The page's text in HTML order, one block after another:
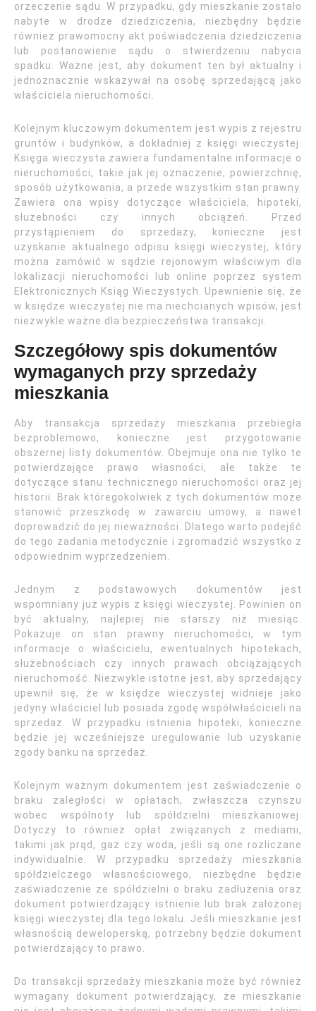
orzeczenie sądu. W przypadku, gdy mieszkanie zostało
nabyte w drodze dziedziczenia, niezbędny będzie
również prawomocny akt poświadczenia dziedziczenia
lub postanowienie sądu o stwierdzeniu nabycia
spadku. Ważne jest, aby dokument ten był aktualny i
jednoznacznie wskazywał na osobę sprzedającą jako
właściciela nieruchomości.
Kolejnym kluczowym dokumentem jest wypis z rejestru
gruntów i budynków, a dokładniej z księgi wieczystej.
Księga wieczysta zawiera fundamentalne informacje o
nieruchomości, takie jak jej oznaczenie, powierzchnię,
sposób użytkowania, a przede wszystkim stan prawny.
Zawiera ona wpisy dotyczące właściciela, hipoteki,
służebności czy innych obciążeń. Przed
przystąpieniem do sprzedaży, konieczne jest
uzyskanie aktualnego odpisu księgi wieczystej, który
można zamówić w sądzie rejonowym właściwym dla
lokalizacji nieruchomości lub online poprzez system
Elektronicznych Ksiąg Wieczystych. Upewnienie się, że
w księdze wieczystej nie ma niechcianych wpisów, jest
niezwykle ważne dla bezpieczeństwa transakcji.
Szczegółowy spis dokumentów
wymaganych przy sprzedaży
mieszkania
Aby transakcja sprzedaży mieszkania przebiegła
bezproblemowo, konieczne jest przygotowanie
obszernej listy dokumentów. Obejmuje ona nie tylko te
potwierdzające prawo własności, ale także te
dotyczące stanu technicznego nieruchomości oraz jej
historii. Brak któregokolwiek z tych dokumentów może
stanowić przeszkodę w zawarciu umowy, a nawet
doprowadzić do jej nieważności. Dlatego warto podejść
do tego zadania metodycznie i zgromadzić wszystko z
odpowiednim wyprzedzeniem.
Jednym z podstawowych dokumentów jest
wspomniany już wypis z księgi wieczystej. Powinien on
być aktualny, najlepiej nie starszy niż miesiąc.
Pokazuje on stan prawny nieruchomości, w tym
informacje o właścicielu, ewentualnych hipotekach,
służebnościach czy innych prawach obciążających
nieruchomość. Niezwykle istotne jest, aby sprzedający
upewnił się, że w księdze wieczystej widnieje jako
jedyny właściciel lub posiada zgodę współwłaścicieli na
sprzedaż. W przypadku istnienia hipoteki, konieczne
będzie jej wcześniejsze uregulowanie lub uzyskanie
zgody banku na sprzedaż.
Kolejnym ważnym dokumentem jest zaświadczenie o
braku zaległości w opłatach, zwłaszcza czynszu
wobec wspólnoty lub spółdzielni mieszkaniowej.
Dotyczy to również opłat związanych z mediami,
takimi jak prąd, gaz czy woda, jeśli są one rozliczane
indywidualnie. W przypadku sprzedaży mieszkania
spółdzielczego własnościowego, niezbędne będzie
zaświadczenie ze spółdzielni o braku zadłużenia oraz
dokument potwierdzający istnienie lub brak założonej
księgi wieczystej dla tego lokalu. Jeśli mieszkanie jest
własnością deweloperską, potrzebny będzie dokument
potwierdzający to prawo.
Do transakcji sprzedaży mieszkania może być również
wymagany dokument potwierdzający, że mieszkanie